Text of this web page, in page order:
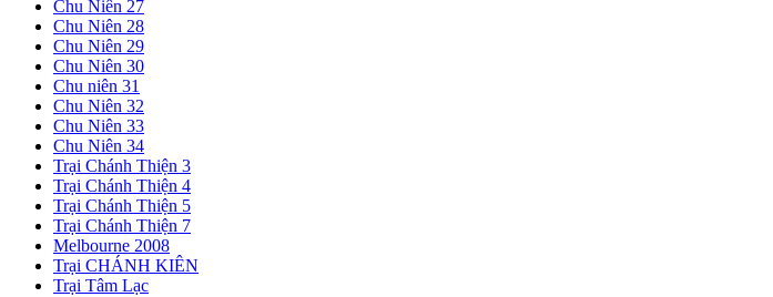
Chu Niên 27
Chu Niên 28
Chu Niên 29
Chu Niên 30
Chu niên 31
Chu Niên 32
Chu Niên 33
Chu Niên 34
Trại Chánh Thiện 3
Trại Chánh Thiện 4
Trại Chánh Thiện 5
Trại Chánh Thiện 7
Melbourne 2008
Trại CHÁNH KIÊN
Trại Tâm Lạc